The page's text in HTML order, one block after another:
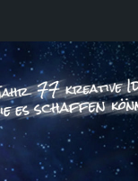
schaffen